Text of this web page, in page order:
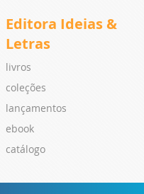
Editora Ideias &
Letras
livros
coleções
lançamentos
ebook
catálogo